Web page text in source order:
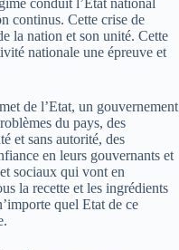
conduit l’Etat national
continus. Cette crise de
la nation et son unité. Cette
nationale une épreuve et
de l’Etat, un gouvernement
du pays, des
et sans autorité, des
en leurs gouvernants et
sociaux qui vont en
la recette et les ingrédients
quel Etat de ce